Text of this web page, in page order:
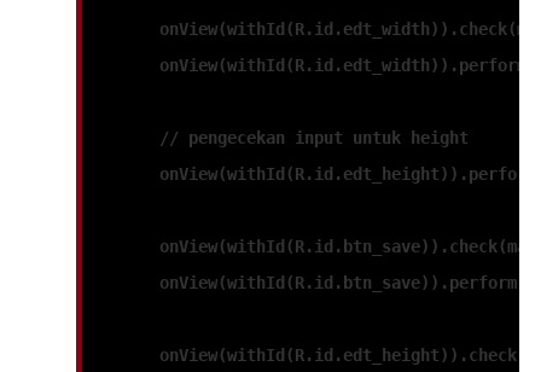
        // pengecekan input untuk height